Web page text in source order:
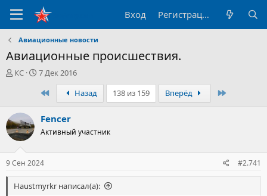
Вход Регистрация
Авиационные новости
Авиационные происшествия.
А
р
т
е
м
ы
КС
Д
т
н
а
ч
л
а
7 Дек 2016
ПервыйНазад 138 из 159 Вперёд
Fencer
Активный участник
9 Сен 2024 #2.741
Haustmyrkr написал(а):